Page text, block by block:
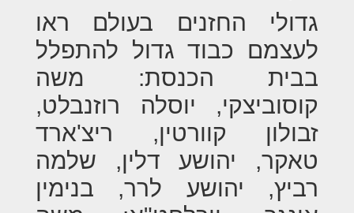
גדולי החזנים בעולם ראו
לעצמם כבוד גדול להתפלל
בבית הכנסת: משה
קוסוביצקי, יוסלה רוזנבלט,
זבולון קוורטין, ריצ'ארד
טאקר, יהושע דלין, שלמה
רביץ, יהושע לרר, בנימין